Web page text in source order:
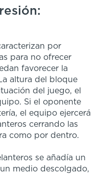
por
para no ofrecer
favorecer la
altura del bloque
del juego, el
Si el oponente
el equipo ejercerá
cerrando las
como por dentro.
se añadía un
medio descolgado,